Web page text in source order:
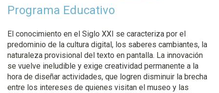
Programa Educativo
El conocimiento en el Siglo XXI se caracteriza por el
predominio de la cultura digital, los saberes cambiantes, la
naturaleza provisional del texto en pantalla. La innovación
se vuelve ineludible y exige creatividad permanente a la
hora de diseñar actividades, que logren disminuir la brecha
entre los intereses de quienes visitan el museo y las